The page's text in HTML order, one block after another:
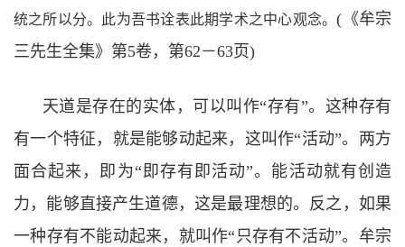
统之所以分。此为吾书诠表此期学术之中心观念。( 《牟宗
三先生全集》第5卷，第62－63页)
天道是存在的实体，可以叫作“存有”。这种存有
有一个特征，就是能够动起来，这叫作“活动”。两方
面合起来，即为“即存有即活动”。能活动就有创造
力，能够直接产生道德，这是最理想的。反之，如果
一种存有不能动起来，就叫作“只存有不活动”。牟宗